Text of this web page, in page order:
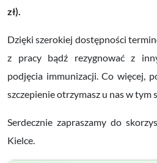
zł).
Dzięki szerokiej dostępności
z pracy bądź rezygnować z
podjęcia immunizacji. Co więcej,
szczepienie otrzymasz u nas w tym
Serdecznie zapraszamy do
Kielce.